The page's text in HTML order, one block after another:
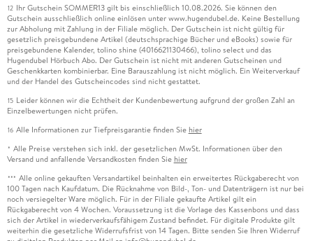
12 Ihr Gutschein SOMMER13 gilt bis einschließlich 10.08.2026. Sie können den
Gutschein ausschließlich online einlösen unter www.hugendubel.de. Keine Bestellung
zur Abholung mit Zahlung in der Filiale möglich. Der Gutschein ist nicht gültig für
gesetzlich preisgebundene Artikel (deutschsprachige Bücher und eBooks) sowie für
preisgebundene Kalender, tolino shine (4016621130466), tolino select und das
Hugendubel Hörbuch Abo. Der Gutschein ist nicht mit anderen Gutscheinen und
Geschenkkarten kombinierbar. Eine Barauszahlung ist nicht möglich. Ein Weiterverkauf
und der Handel des Gutscheincodes sind nicht gestattet.
15 Leider können wir die Echtheit der Kundenbewertung aufgrund der großen Zahl an
Einzelbewertungen nicht prüfen.
16 Alle Informationen zur Tiefpreisgarantie finden Sie hier
* Alle Preise verstehen sich inkl. der gesetzlichen MwSt. Informationen über den
Versand und anfallende Versandkosten finden Sie hier
*** Alle online gekauften Versandartikel beinhalten ein erweitertes Rückgaberecht von
100 Tagen nach Kaufdatum. Die Rücknahme von Bild-, Ton- und Datenträgern ist nur bei
noch versiegelter Ware möglich. Für in der Filiale gekaufte Artikel gilt ein
Rückgaberecht von 4 Wochen. Voraussetzung ist die Vorlage des Kassenbons und dass
sich der Artikel in wiederverkaufsfähigem Zustand befindet. Für digitale Produkte gilt
weiterhin die gesetzliche Widerrufsfrist von 14 Tagen. Bitte senden Sie Ihren Widerruf